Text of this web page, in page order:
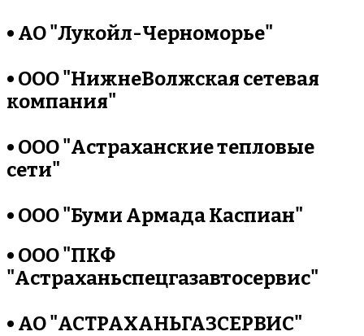
• АО "Лукойл-Черноморье"
• ООО "НижнеВолжская сетевая
компания"
• ООО "Астраханские тепловые
сети"
• ООО "Буми Армада Каспиан"
• ООО "ПКФ
"Астраханьспецгазавтосервис"
• АО "АСТРАХАНЬГАЗСЕРВИС"